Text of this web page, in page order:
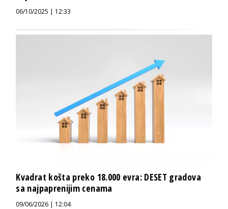
06/10/2025 | 12:33
Kvadrat košta preko 18.000 evra: DESET gradova
sa najpaprenijim cenama
09/06/2026 | 12:04